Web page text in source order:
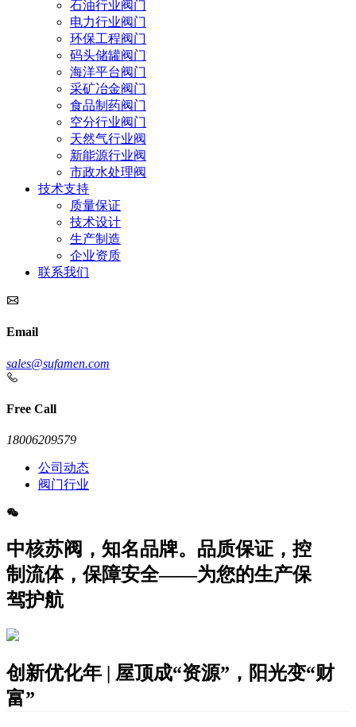
石油行业阀门
电力行业阀门
环保工程阀门
码头储罐阀门
海洋平台阀门
采矿冶金阀门
食品制药阀门
空分行业阀门
天然气行业阀
新能源行业阀
市政水处理阀
技术支持
质量保证
技术设计
生产制造
企业资质
联系我们
Email
sales@sufamen.com
Free Call
18006209579
公司动态
阀门行业
中核苏阀，知名品牌。品质保证，控
制流体，保障安全——为您的生产保
驾护航
创新优化年 | 屋顶成“资源”，阳光变“财
富”